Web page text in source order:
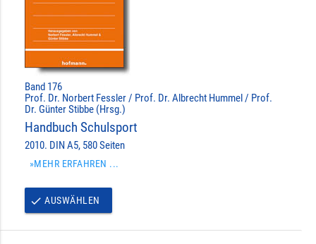
Band 176
Prof. Dr. Norbert Fessler / Prof. Dr. Albrecht Hummel / Prof.
Dr. Günter Stibbe (Hrsg.)
Handbuch Schulsport
2010. DIN A5, 580 Seiten
»MEHR ERFAHREN ...
done AUSWÄHLEN